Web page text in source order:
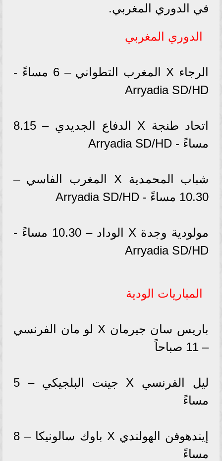
في الدوري المغربي.
الدوري المغربي
الرجاء X المغرب التطواني – 6 مساءً -
Arryadia SD/HD
اتحاد طنجة X الدفاع الجديدي – 8.15
مساءً - Arryadia SD/HD
شباب المحمدية X المغرب الفاسي –
10.30 مساءً - Arryadia SD/HD
مولودية وجدة X الوداد – 10.30 مساءً -
Arryadia SD/HD
المباريات الودية
باريس سان جيرمان X لو مان الفرنسي
– 11 صباحاً
ليل الفرنسي X جينت البلجيكي – 5
مساءً
إيندهوفن الهولندي X باوك سالونيكا – 8
مساءً